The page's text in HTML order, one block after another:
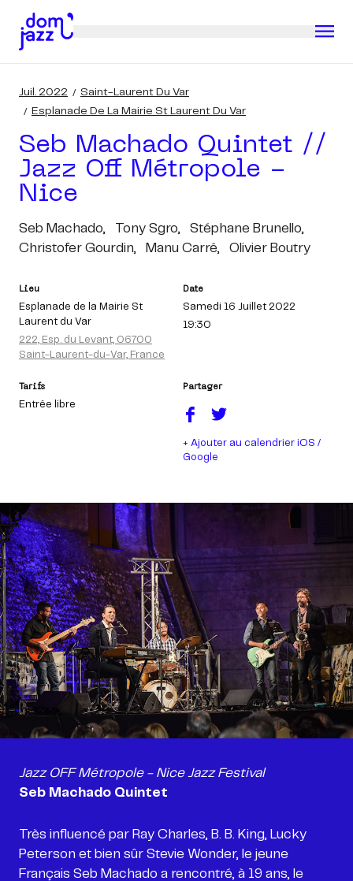
Juil. 2022
Saint-Laurent Du Var
Esplanade De La Mairie St Laurent Du Var
Seb Machado Quintet //
Jazz Off Métropole -
Nice
Seb Machado, Tony Sgro,
Stéphane Brunello,
Christofer Gourdin,
Manu Carré, Olivier Boutry
Lieu
Esplanade de la Mairie St
Laurent du Var
222, Esp. du Levant, 06700
Saint-Laurent-du-Var, France
Date
Samedi 16 Juillet 2022
19:30
Tarifs
Entrée libre
Partager
+ Ajouter au calendrier iOS /
Google
Seb Machado Quintet
Très influencé par Ray Charles, B. B. King, Lucky
Peterson et bien sûr Stevie Wonder, le jeune
Français Seb Machado a rencontré, à 19 ans, le